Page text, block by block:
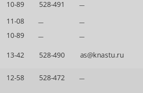
—
—
—
—
—
—